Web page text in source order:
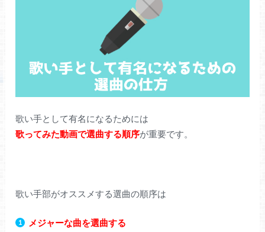
歌い手として有名になるためには
歌ってみた動画で選曲する順序が重要です。
歌い手部がオススメする選曲の順序は
メジャーな曲を選曲する